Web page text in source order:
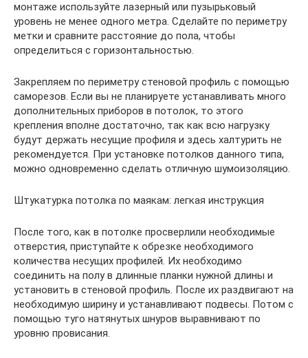
монтаже используйте лазерный или пузырьковый
уровень не менее одного метра. Сделайте по периметру
метки и сравните расстояние до пола, чтобы
определиться с горизонтальностью.
Закрепляем по периметру стеновой профиль с помощью
саморезов. Если вы не планируете устанавливать много
дополнительных приборов в потолок, то этого
крепления вполне достаточно, так как всю нагрузку
будут держать несущие профиля и здесь халтурить не
рекомендуется. При установке потолков данного типа,
можно одновременно сделать отличную шумоизоляцию.
Штукатурка потолка по маякам: легкая инструкция
После того, как в потолке просверлили необходимые
отверстия, приступайте к обрезке необходимого
количества несущих профилей. Их необходимо
соединить на полу в длинные планки нужной длины и
установить в стеновой профиль. После их раздвигают на
необходимую ширину и устанавливают подвесы. Потом с
помощью туго натянутых шнуров выравнивают по
уровню провисания.